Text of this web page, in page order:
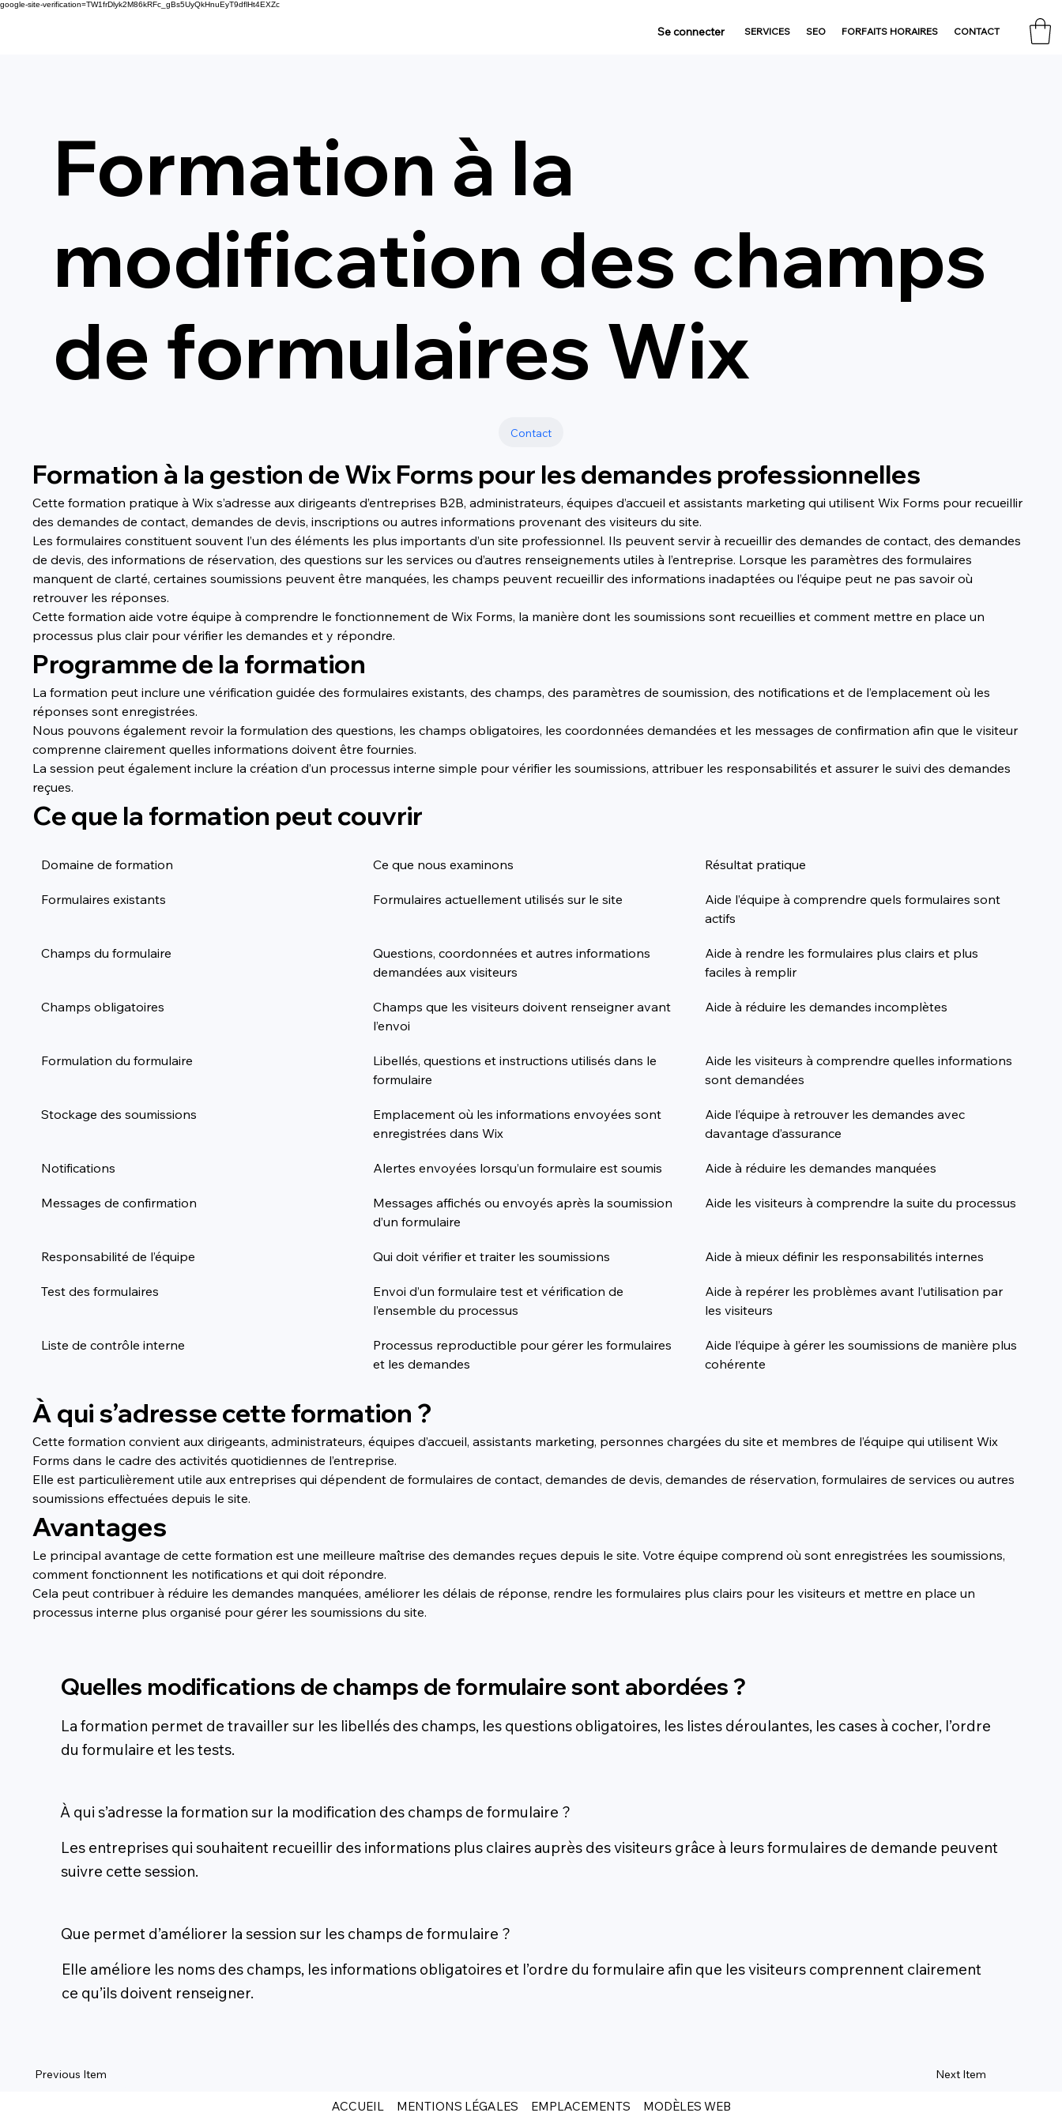
google-site-verification=TW1frDlyk2M86kRFc_gBs5UyQkHnuEyT9dflHt4EXZc
Se connecter SERVICES SEO FORFAITS HORAIRES CONTACT
Formation à la
modification des champs
de formulaires Wix
Contact
Formation à la gestion de Wix Forms pour les demandes professionnelles
Cette formation pratique à Wix s’adresse aux dirigeants d’entreprises B2B, administrateurs, équipes d’accueil et assistants marketing qui utilisent Wix Forms pour recueillir
des demandes de contact, demandes de devis, inscriptions ou autres informations provenant des visiteurs du site.
Les formulaires constituent souvent l’un des éléments les plus importants d’un site professionnel. Ils peuvent servir à recueillir des demandes de contact, des demandes
de devis, des informations de réservation, des questions sur les services ou d’autres renseignements utiles à l’entreprise. Lorsque les paramètres des formulaires
manquent de clarté, certaines soumissions peuvent être manquées, les champs peuvent recueillir des informations inadaptées ou l’équipe peut ne pas savoir où
retrouver les réponses.
Cette formation aide votre équipe à comprendre le fonctionnement de Wix Forms, la manière dont les soumissions sont recueillies et comment mettre en place un
processus plus clair pour vérifier les demandes et y répondre.
Programme de la formation
La formation peut inclure une vérification guidée des formulaires existants, des champs, des paramètres de soumission, des notifications et de l’emplacement où les
réponses sont enregistrées.
Nous pouvons également revoir la formulation des questions, les champs obligatoires, les coordonnées demandées et les messages de confirmation afin que le visiteur
comprenne clairement quelles informations doivent être fournies.
La session peut également inclure la création d’un processus interne simple pour vérifier les soumissions, attribuer les responsabilités et assurer le suivi des demandes
reçues.
Ce que la formation peut couvrir
Domaine de formation Ce que nous examinons Résultat pratique
Formulaires existants Formulaires actuellement utilisés sur le site
Aide l’équipe à comprendre quels formulaires sont
actifs
Champs du formulaire
Questions, coordonnées et autres informations
demandées aux visiteurs
Aide à rendre les formulaires plus clairs et plus
faciles à remplir
Champs obligatoires
Champs que les visiteurs doivent renseigner avant
l’envoi
Aide à réduire les demandes incomplètes
Formulation du formulaire
Libellés, questions et instructions utilisés dans le
formulaire
Aide les visiteurs à comprendre quelles informations
sont demandées
Stockage des soumissions
Emplacement où les informations envoyées sont
enregistrées dans Wix
Aide l’équipe à retrouver les demandes avec
davantage d’assurance
Notifications Alertes envoyées lorsqu’un formulaire est soumis Aide à réduire les demandes manquées
Messages de confirmation
Messages affichés ou envoyés après la soumission
d’un formulaire
Aide les visiteurs à comprendre la suite du processus
Responsabilité de l’équipe Qui doit vérifier et traiter les soumissions Aide à mieux définir les responsabilités internes
Test des formulaires
Envoi d’un formulaire test et vérification de
l’ensemble du processus
Aide à repérer les problèmes avant l’utilisation par
les visiteurs
Liste de contrôle interne
Processus reproductible pour gérer les formulaires
et les demandes
Aide l’équipe à gérer les soumissions de manière plus
cohérente
À qui s’adresse cette formation ?
Cette formation convient aux dirigeants, administrateurs, équipes d’accueil, assistants marketing, personnes chargées du site et membres de l’équipe qui utilisent Wix
Forms dans le cadre des activités quotidiennes de l’entreprise.
Elle est particulièrement utile aux entreprises qui dépendent de formulaires de contact, demandes de devis, demandes de réservation, formulaires de services ou autres
soumissions effectuées depuis le site.
Avantages
Le principal avantage de cette formation est une meilleure maîtrise des demandes reçues depuis le site. Votre équipe comprend où sont enregistrées les soumissions,
comment fonctionnent les notifications et qui doit répondre.
Cela peut contribuer à réduire les demandes manquées, améliorer les délais de réponse, rendre les formulaires plus clairs pour les visiteurs et mettre en place un
processus interne plus organisé pour gérer les soumissions du site.
Quelles modifications de champs de formulaire sont abordées ?
La formation permet de travailler sur les libellés des champs, les questions obligatoires, les listes déroulantes, les cases à cocher, l’ordre
du formulaire et les tests.
À qui s’adresse la formation sur la modification des champs de formulaire ?
Les entreprises qui souhaitent recueillir des informations plus claires auprès des visiteurs grâce à leurs formulaires de demande peuvent
suivre cette session.
Que permet d’améliorer la session sur les champs de formulaire ?
Elle améliore les noms des champs, les informations obligatoires et l’ordre du formulaire afin que les visiteurs comprennent clairement
ce qu’ils doivent renseigner.
Previous Item Next Item
ACCUEIL MENTIONS LÉGALES EMPLACEMENTS MODÈLES WEB